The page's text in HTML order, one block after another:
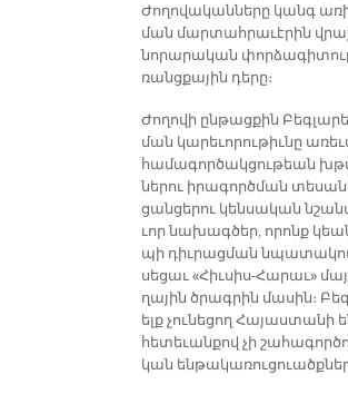
Ժո­ղո­վա­կան­նե­րը կանգ
ման մար­տահ­րա­ւէ­րին
նո­րա­րա­կան
ռանց­քա­յին դե­րը։
Ժո­ղո­վի ըն­թաց­քին
ման կա­րե­ւո­րու­թիւ­նը
հա­մա­գոր­ծակ­ցու­թեան
նե­րու ի­րա­գործ­ման
ցան­ցե­րու կեն­սա­կան
ւոր նա­խագ­ծեր, ո­րոնք
պի դիւ­րաց­ման
սե­ցաւ «Հիւ­սիս-Հա­րաւ»
ղա­յին ծրագ­րին մա­սին։
ելք չու­նե­ցող Հա­յաս­տա­նի
հե­տե­ւան­քով չի
կան